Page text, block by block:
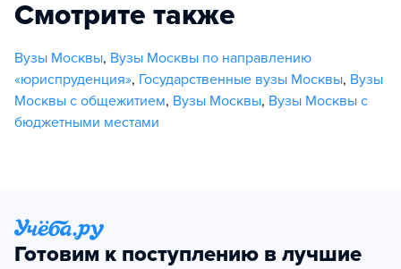
Смотрите также
Вузы Москвы, Вузы Москвы по направлению
«юриспруденция», Государственные вузы Москвы, Вузы
Москвы с общежитием, Вузы Москвы, Вузы Москвы с
бюджетными местами
Готовим к поступлению в лучшие